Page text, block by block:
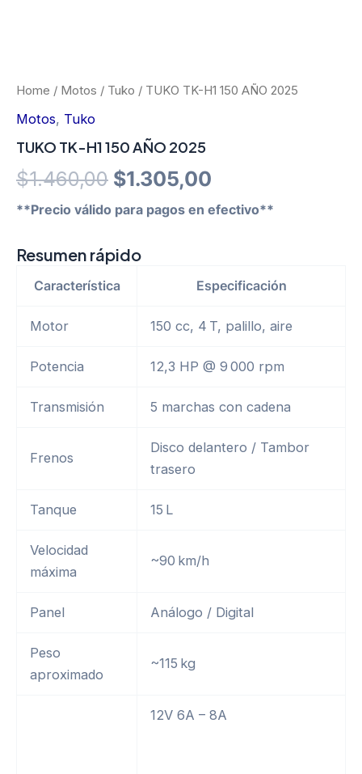
Home / Motos / Tuko / TUKO TK-H1 150 AÑO 2025
Motos, Tuko
TUKO TK-H1 150 AÑO 2025
$1.460,00 Original
price
was:
$1.460,00.
$1.305,00
price
$1.305,00.
**Precio válido para pagos en efectivo**
Resumen rápido
Característica Especificación
Motor 150 cc, 4 T, palillo, aire
Potencia 12,3 HP @ 9 000 rpm
Transmisión 5 marchas con cadena
Frenos
Disco delantero / Tambor
trasero
Tanque 15 L
Velocidad
máxima
~90 km/h
Panel Análogo / Digital
Peso
aproximado
~115 kg
12V 6A – 8A